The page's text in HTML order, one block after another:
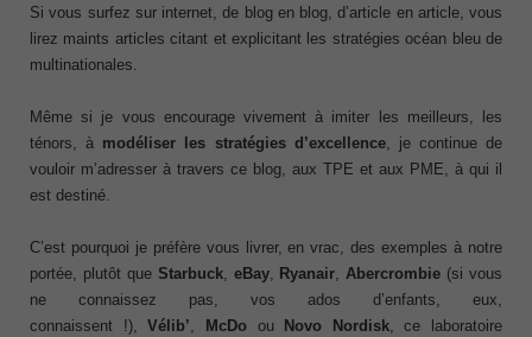
Si vous surfez sur internet, de blog en blog, d’article en article, vous
lirez maints articles citant et explicitant les stratégies océan bleu de
multinationales.
Même si je vous encourage vivement à imiter les meilleurs, les
ténors, à modéliser les stratégies d’excellence, je continue de
vouloir m’adresser à travers ce blog, aux TPE et aux PME, à qui il
est destiné.
C’est pourquoi je préfère vous livrer, en vrac, des exemples à notre
portée, plutôt que Starbuck, eBay, Ryanair,Abercrombie (si vous
ne connaissez pas, vos ados d’enfants, eux,
connaissent !),Vélib’, McDoou Novo Nordisk, ce laboratoire